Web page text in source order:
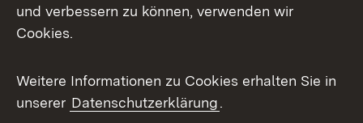
Facebook
X / Twitter
Youtube
und verbessern zu können, verwenden wir
Cookies.
Weitere Informationen zu Cookies erhalten Sie in
unserer Datenschutzerklärung.